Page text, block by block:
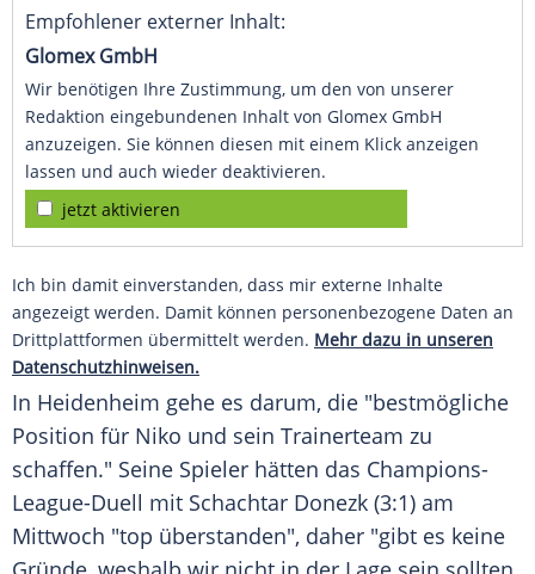
Empfohlener externer Inhalt:
Glomex GmbH
Wir benötigen Ihre Zustimmung, um den von unserer
Redaktion eingebundenen Inhalt von Glomex GmbH
anzuzeigen. Sie können diesen mit einem Klick anzeigen
lassen und auch wieder deaktivieren.
jetzt aktivieren
Ich bin damit einverstanden, dass mir externe Inhalte
angezeigt werden. Damit können personenbezogene Daten an
Drittplattformen übermittelt werden. Mehr dazu in unseren
Datenschutzhinweisen.
In Heidenheim gehe es darum, die "bestmögliche
Position für Niko und sein Trainerteam zu
schaffen." Seine Spieler hätten das Champions-
League-Duell mit Schachtar Donezk (3:1) am
Mittwoch "top überstanden", daher "gibt es keine